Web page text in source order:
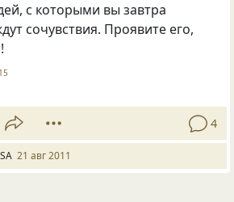
с которыми вы завтра
сочувствия. Проявите его,
4
21 авг 2011